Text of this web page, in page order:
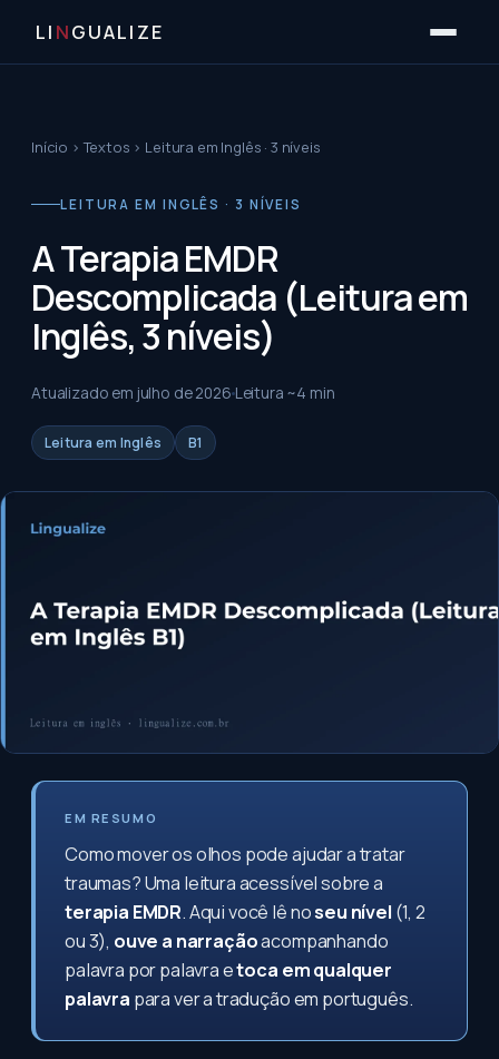
LI NGUALIZE
Início ›Textos › Leitura em Inglês · 3 níveis
LEITURA EM INGLÊS · 3 NÍVEIS
A Terapia EMDR
Descomplicada (Leitura em
Inglês, 3 níveis)
Atualizado em julho de 2026Leitura ~4 min
Leitura em Inglês B1
EM RESUMO
Como mover os olhos pode ajudar a tratar
traumas? Uma leitura acessível sobre a
terapia EMDR. Aqui você lê noseu nível (1, 2
ou 3), ouve a narraçãoacompanhando
palavra por palavra etoca em qualquer
palavra para ver a tradução em português.